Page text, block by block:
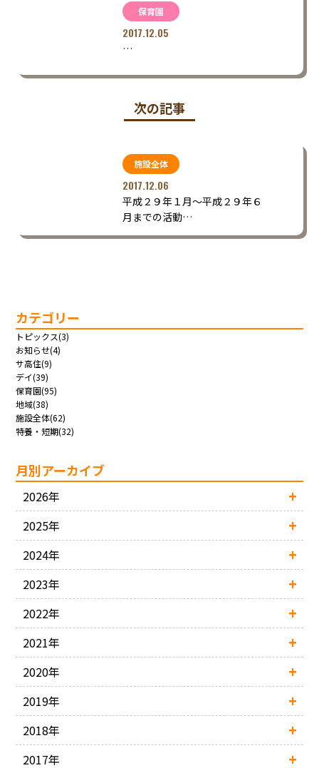
保育園
2017.12.05
…
次の記事
施設全体
2017.12.06
平成２９年１月～平成２９年６
月までの活動…
カテゴリー
トピックス(3)
お知らせ(4)
サ高住(9)
デイ(39)
保育園(95)
地域(38)
施設全体(62)
特養・短期(32)
月別アーカイブ
2026年
2025年
2024年
2023年
2022年
2021年
2020年
2019年
2018年
2017年